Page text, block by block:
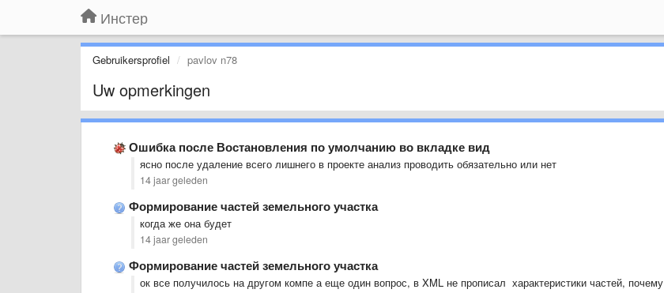
Инстер
Gebruikersprofiel pavlov n78
Uw opmerkingen
Ошибка после Востановления по умолчанию во вкладке вид
ясно после удаление всего лишнего в проекте анализ проводить обязательно или нет
14 jaar geleden
Формирование частей земельного участка
когда же она будет
14 jaar geleden
Формирование частей земельного участка
ок все получилось на другом компе а еще один вопрос, в XML не прописал характеристики частей, почему